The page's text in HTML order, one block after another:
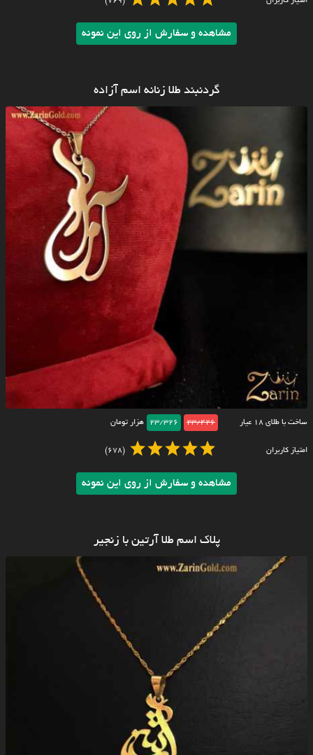
مشاهده و سفارش از روی این نمونه
گردنبند طلا زنانه اسم آزاده
ساخت با طلای ۱۸ عیار 23/426
23/326 هزار تومان
امتیاز کاربران (678)
مشاهده و سفارش از روی این نمونه
پلاک اسم طلا آرتین با زنجیر